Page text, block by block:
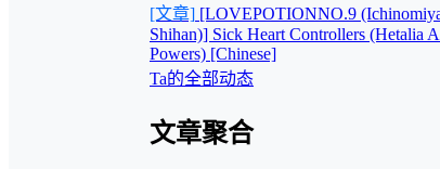
[文章] [LOVEPOTIONNO.9
Shihan)] Sick Heart Controllers (Hetalia
Powers) [Chinese]
Ta的全部动态
文章聚合